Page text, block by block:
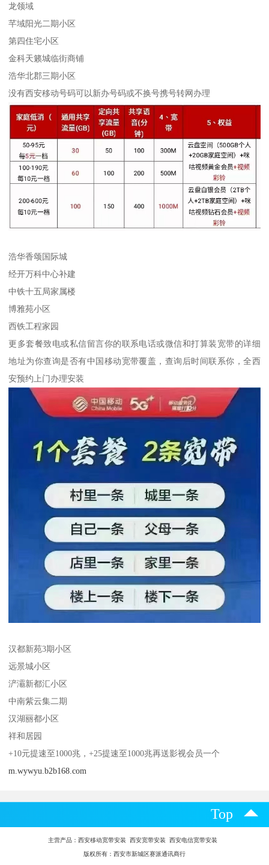
龙领域
芊域阳光二期小区
第四住宅小区
金科天籁城临街商铺
浩华北郡三期小区
没有西安移动号码可以新办号码或不换号携号转网办理
浩华香颂国际城
经开万科中心补建
中铁十五局家属楼
博雅苑小区
西铁工程家园
更多套餐致电或私信留言你的联系电话或微信和打算装宽带的详细
地址为你查询是否有中国移动宽带覆盖，查询后时间联系你，全西
安预约上门办理安装
汉都新苑3期小区
远景城小区
浐灞新都汇小区
中南紫云集二期
汉湖丽都小区
祥和居园
+10元提速至1000兆，+25提速至1000兆再送影视会员一个
m.wywyu.b2b168.com
Top
主营产品： 西安移动宽带安装 西安宽带安装 西安电信宽带安装
版权所有：西安市新城区赛派通讯商行